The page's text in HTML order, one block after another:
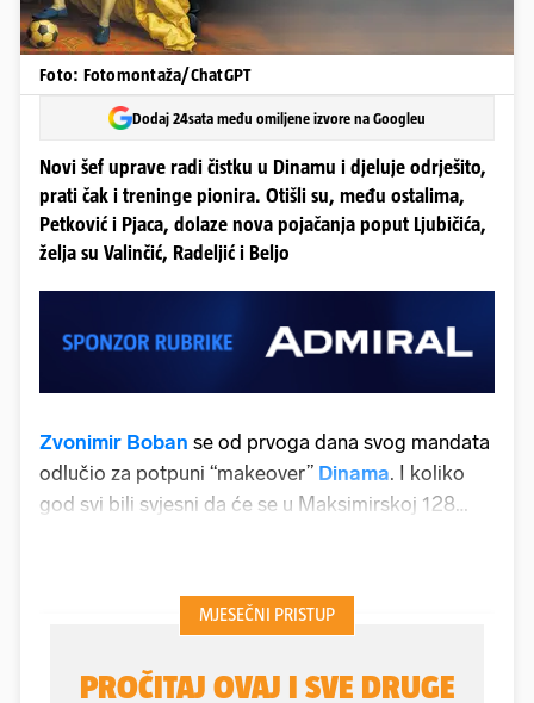
Foto: Fotomontaža/ChatGPT
Dodaj 24sata među omiljene izvore na Googleu
Novi šef uprave radi čistku u Dinamu i djeluje odrješito,
prati čak i treninge pionira. Otišli su, među ostalima,
Petković i Pjaca, dolaze nova pojačanja poput Ljubičića,
želja su Valinčić, Radeljić i Beljo
Zvonimir Boban se od prvoga dana svog mandata
odlučio za potpuni “makeover” Dinama. I koliko
god svi bili svjesni da će se u Maksimirskoj 128
svlačionicu hrvatskog viceprvaka, barem ne na
takav način (raskidom ugovora), napustiti neki
Pjace.